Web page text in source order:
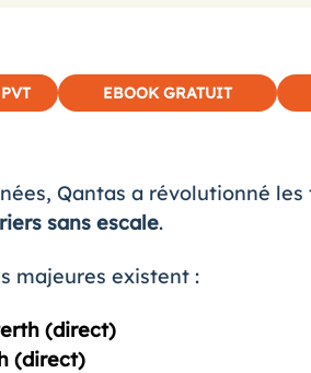
EBOOK GRATUIT
Qantas a révolutionné
sans escale.
majeures existent :
(direct)
(direct)